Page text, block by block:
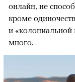
онлайн, не
кроме
и «колониальной
много.